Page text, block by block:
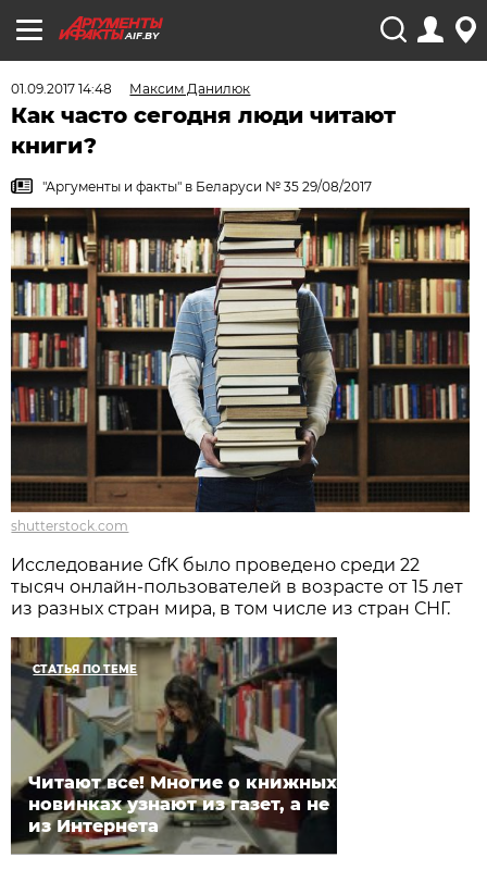
AIF.BY
01.09.2017 14:48 Максим Данилюк
Как часто сегодня люди читают
книги?
"Аргументы и факты" в Беларуси № 35 29/08/2017
shutterstock.com
Исследование GfK было проведено среди 22
тысяч онлайн-пользователей в возрасте от 15 лет
из разных стран мира, в том числе из стран СНГ.
СТАТЬЯ ПО ТЕМЕ
Читают все! Многие о книжных
новинках узнают из газет, а не
из Интернета